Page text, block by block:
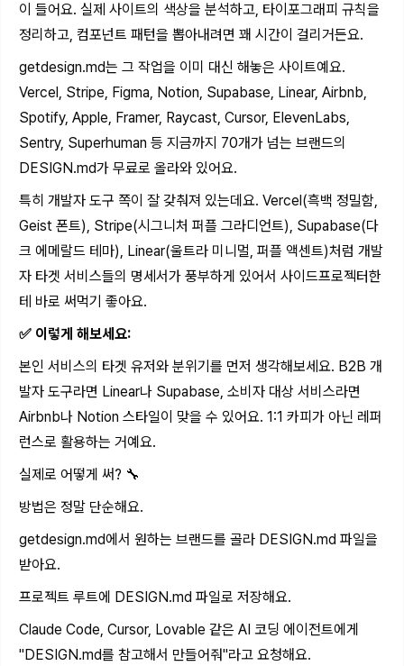
이 들어요. 실제 사이트의 색상을 분석하고, 타이포그래피 규칙을
정리하고, 컴포넌트 패턴을 뽑아내려면 꽤 시간이 걸리거든요.
getdesign.md는 그 작업을 이미 대신 해놓은 사이트예요.
Vercel, Stripe, Figma, Notion, Supabase, Linear, Airbnb,
Spotify, Apple, Framer, Raycast, Cursor, ElevenLabs,
Sentry, Superhuman 등 지금까지 70개가 넘는 브랜드의
DESIGN.md가 무료로 올라와 있어요.
특히 개발자 도구 쪽이 잘 갖춰져 있는데요. Vercel(흑백 정밀함,
Geist 폰트), Stripe(시그니처 퍼플 그라디언트), Supabase(다
크 에메랄드 테마), Linear(울트라 미니멀, 퍼플 액센트)처럼 개발
자 타겟 서비스들의 명세서가 풍부하게 있어서 사이드프로젝터한
테 바로 써먹기 좋아요.
✅ 이렇게 해보세요:
본인 서비스의 타겟 유저와 분위기를 먼저 생각해보세요. B2B 개
발자 도구라면 Linear나 Supabase, 소비자 대상 서비스라면
Airbnb나 Notion 스타일이 맞을 수 있어요. 1:1 카피가 아닌 레퍼
런스로 활용하는 거예요.
실제로 어떻게 써? 🔧
방법은 정말 단순해요.
getdesign.md에서 원하는 브랜드를 골라 DESIGN.md 파일을
받아요.
프로젝트 루트에 DESIGN.md 파일로 저장해요.
Claude Code, Cursor, Lovable 같은 AI 코딩 에이전트에게
"DESIGN.md를 참고해서 만들어줘"라고 요청해요.